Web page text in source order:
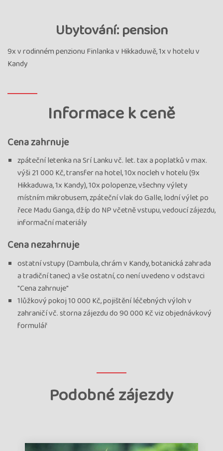
Ubytování: pension
9x v rodinném penzionu Finlanka v Hikkaduwě, 1x v hotelu v
Kandy
Informace k ceně
Cena zahrnuje
zpáteční letenka na Srí Lanku vč. let. tax a poplatků v max.
výši 21 000 Kč, transfer na hotel, 10x nocleh v hotelu (9x
Hikkaduwa, 1x Kandy), 10x polopenze, všechny výlety
místním mikrobusem, zpáteční vlak do Galle, lodní výlet po
řece Madu Ganga, džíp do NP včetně vstupu, vedoucí zájezdu,
informační materiály
Cena nezahrnuje
ostatní vstupy (Dambula, chrám v Kandy, botanická zahrada
a tradiční tanec) a vše ostatní, co není uvedeno v odstavci
"Cena zahrnuje"
1lůžkový pokoj 10 000 Kč, pojištění léčebných výloh v
zahraničí vč. storna zájezdu do 90 000 Kč viz objednávkový
formulář
Podobné zájezdy